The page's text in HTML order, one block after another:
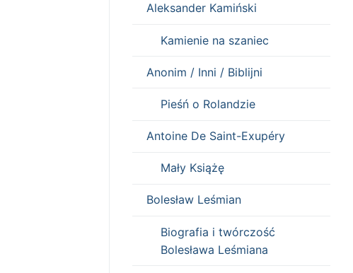
Aleksander Kamiński
Kamienie na szaniec
Anonim / Inni / Biblijni
Pieśń o Rolandzie
Antoine De Saint-Exupéry
Mały Książę
Bolesław Leśmian
Biografia i twórczość
Bolesława Leśmiana